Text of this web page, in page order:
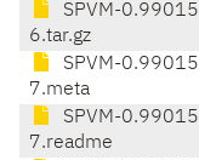
SPVM-0.99015
6.tar.gz
SPVM-0.99015
7.meta
SPVM-0.99015
7.readme